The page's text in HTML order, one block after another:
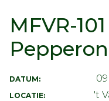
MFVR-
DATUM:
LOCATIE: 't